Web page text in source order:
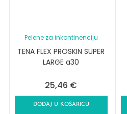
Pelene za inkontinenciju
TENA FLEX PROSKIN SUPER
LARGE a30
25,46 €
DODAJ U KOŠARICU